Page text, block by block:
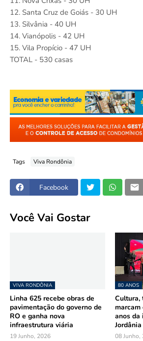
12. Santa Cruz de Goiás - 30 UH
13. Silvânia - 40 UH
14. Vianópolis - 42 UH
15. Vila Propício - 47 UH
TOTAL - 530 casas
Tags Viva Rondônia
Facebook
Você Vai Gostar
VIVA RONDÔNIA
Linha 625 recebe obras de
pavimentação do governo de
RO e ganha nova
infraestrutura viária
19 Junho, 2026
80 ANOS
Cultura,
marcam
anos da
08 Junho,